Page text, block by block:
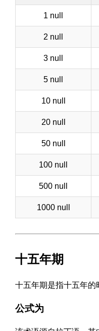
1 null
2 null
3 null
5 null
10 null
20 null
50 null
100 null
500 null
1000 null
十五年期
十五年期是指十五年的
公式为